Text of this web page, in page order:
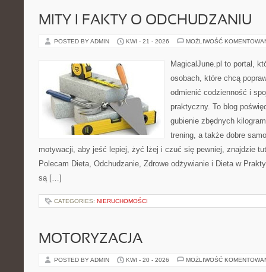
MITY I FAKTY O ODCHUDZANIU
POSTED BY ADMIN KWI - 21 - 2026 MOŻLIWOŚĆ
MagicalJune.pl to portal,
osobach, które chcą
odmienić codzienność i
praktyczny. To blog
gubienie zbędnych
trening, a także dobre
motywacji, aby jeść lepiej, żyć lżej i czuć się pewniej, znajdzie
Polecam Dieta, Odchudzanie, Zdrowe odżywianie i Dieta w
są […]
CATEGORIES: NIERUCHOMOŚCI
MOTORYZACJA
POSTED BY ADMIN KWI - 20 - 2026 MOŻLIWOŚĆ